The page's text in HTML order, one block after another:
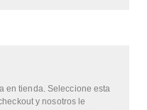
en tienda. Seleccione esta
y nosotros le